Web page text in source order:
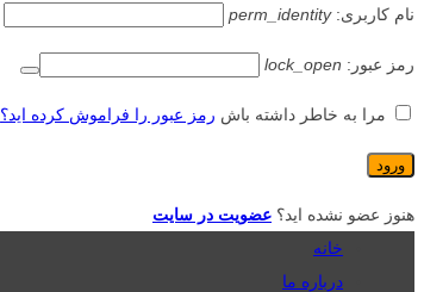
نام کاربری:perm_identity
رمز عبور: lock_open
مرا به خاطر داشته باش رمز عبور را فراموش کرده اید؟
هنوز عضو نشده اید؟ عضویت در سایت
خانه
درباره ما